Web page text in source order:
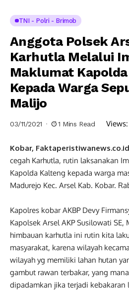
TNI - Polri - Brimob
Anggota Polsek
Karhutla Melalui
Maklumat
Kepada Warga
Malijo
03/11/2021 1 Mins Read Views:
Kobar, Faktaperistiwanews.co.id
cegah Karhutla, rutin laksanakan
Kapolda Kalteng kepada warga
Madurejo Kec. Arsel Kab. Kobar.
Kapolres kobar AKBP Devy
Kapolsek Arsel AKP Susilowati SE,
himbauan karhutla ini rutin kita
masyarakat, karena wilayah
wilayah yg memiliki lahan hutan
gambut rawan terbakar, yang
dipadamkan jika terjadi kebakaran